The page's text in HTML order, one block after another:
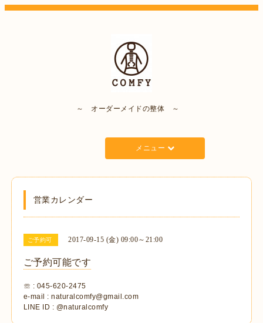
～ オーダーメイドの整体 ～
メニュー
営業カレンダー
ご予約可 2017-09-15 (金) 09:00～21:00
ご予約可能です
☏ : 045-620-2475
e-mail : naturalcomfy@gmail.com
LINE ID : @naturalcomfy